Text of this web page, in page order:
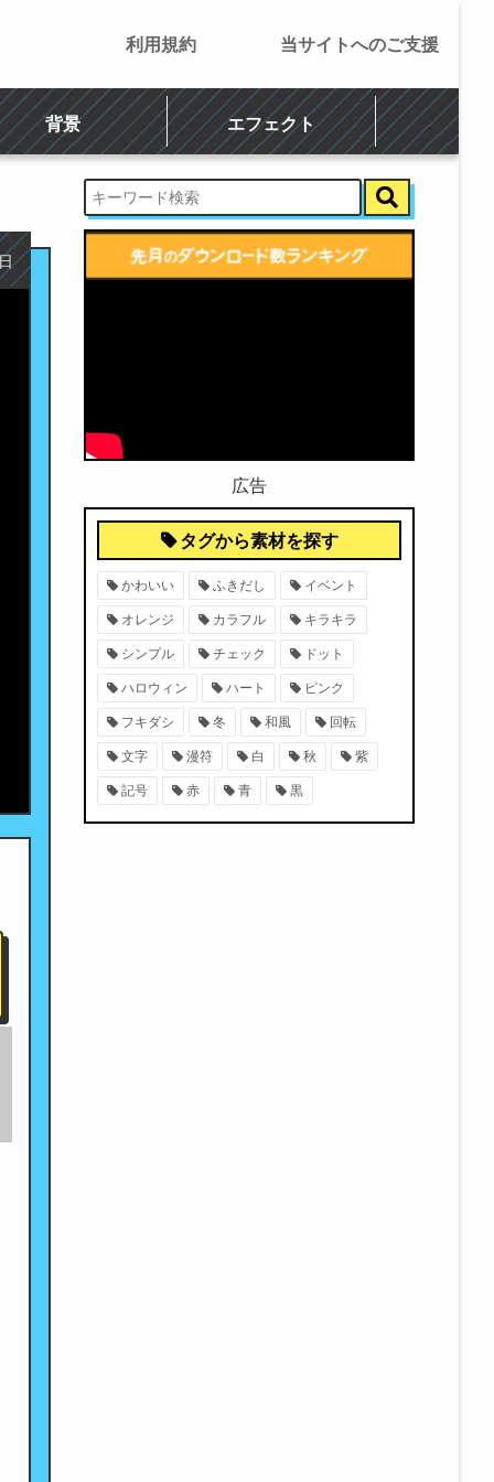
背景 エフェクト
利用規約 当サイトへのご支援
広告
タグから素材を探す
かわいい ふきだし イベント
オレンジ カラフル キラキラ
シンプル チェック ドット
ハロウィン ハート ピンク
フキダシ 冬 和風 回転
文字 漫符 白 秋 紫
記号 赤 青 黒